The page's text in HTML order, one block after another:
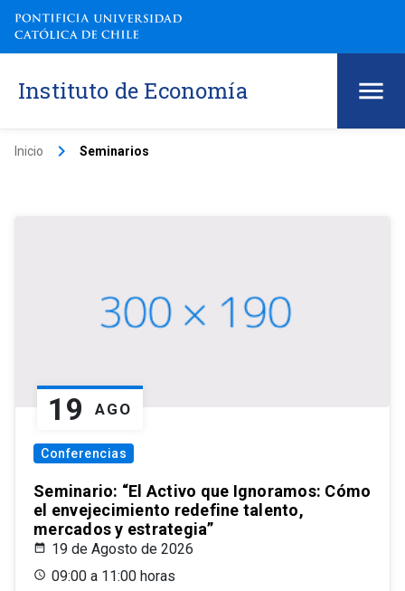
Instituto de Economía
Inicio keyboard_arrow_right Seminarios
19 AGO
Conferencias
Seminario: “El Activo que Ignoramos: Cómo
el envejecimiento redefine talento,
mercados y estrategia”
19 de Agosto de 2026
09:00 a 11:00 horas